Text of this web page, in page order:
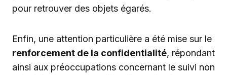
pour retrouver des objets égarés.
Enfin, une attention particulière a été mise sur le
renforcement de la confidentialité, répondant
ainsi aux préoccupations concernant le suivi non